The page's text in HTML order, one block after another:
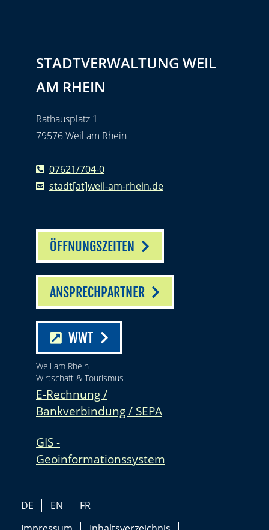
STADTVERWALTUNG WEIL
AM RHEIN
Rathausplatz 1
79576 Weil am Rhein
07621/704-0
stadt[at]weil-am-rhein.de
ÖFFNUNGSZEITEN
ANSPRECHPARTNER
WWT
Weil am Rhein
Wirtschaft & Tourismus
E-Rechnung /
Bankverbindung / SEPA
GIS -
Geoinformationssystem
DE EN
FR